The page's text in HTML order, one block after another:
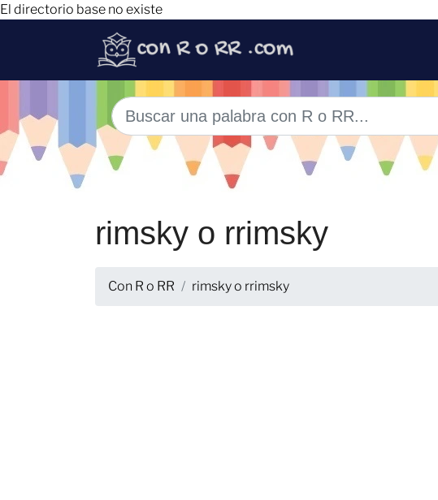
El directorio base no existe
rimsky o rrimsky
Con R o RR rimsky o rrimsky